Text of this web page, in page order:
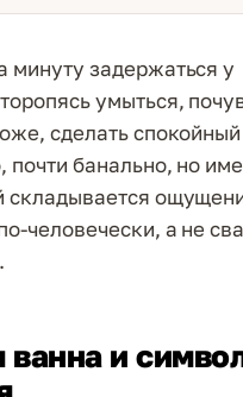
минуту задержаться у
умыться,
сделать
почти банально, но
складывается
человечески, а не
ванна и